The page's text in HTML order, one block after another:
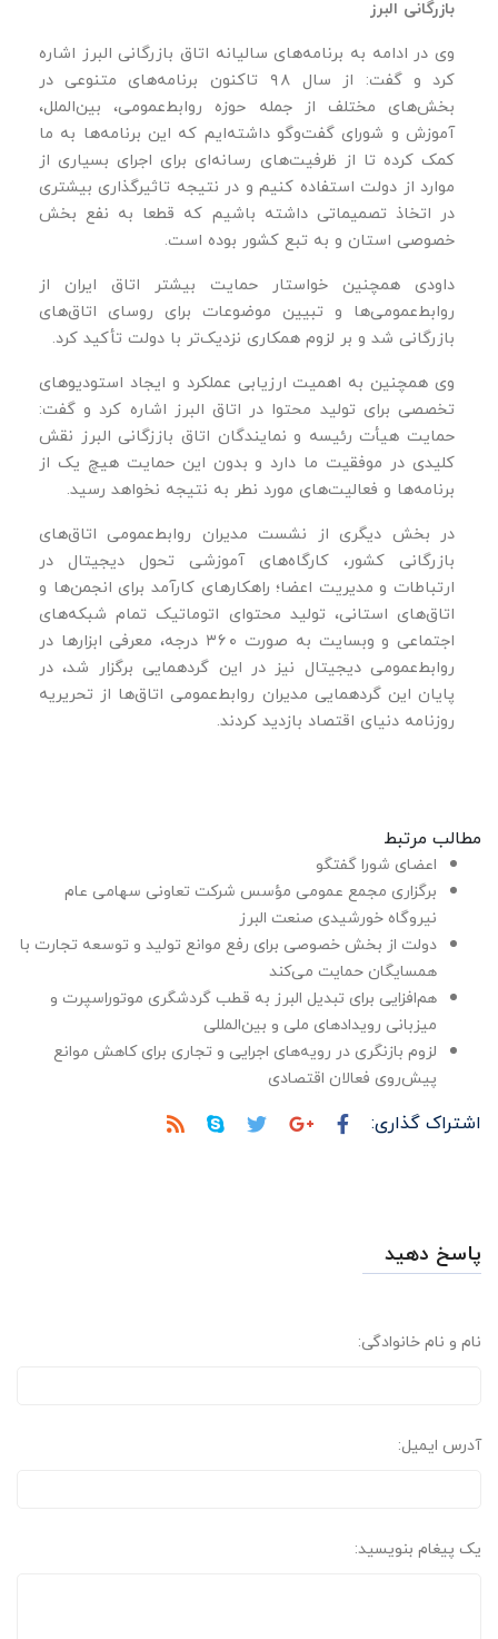
بازرگانی البرز
وی در ادامه به برنامه‌های سالیانه اتاق بازرگانی البرز اشاره
کرد و گفت: از سال ۹۸ تاکنون برنامه‌های متنوعی در
بخش‌های مختلف از جمله حوزه روابط‌عمومی، بین‌الملل،
آموزش و شورای گفت‌وگو داشته‌ایم که این برنامه‌ها به ما
کمک کرده تا از ظرفیت‌های رسانه‌ای برای اجرای بسیاری از
موارد از دولت استفاده کنیم و در نتیجه تاثیرگذاری بیشتری
در اتخاذ تصمیماتی داشته باشیم که قطعا به نفع بخش
خصوصی استان و به تبع کشور بوده است.
داودی همچنین خواستار حمایت بیشتر اتاق ایران از
روابط‌عمومی‌ها و تبیین موضوعات برای روسای اتاق‌های
بازرگانی شد و بر لزوم همکاری نزدیک‌تر با دولت تأکید کرد.
وی همچنین به اهمیت ارزیابی عملکرد و ایجاد استودیوهای
تخصصی برای تولید محتوا در اتاق البرز اشاره کرد و گفت:
حمایت هیأت رئیسه و نمایندگان اتاق باززگانی البرز نقش
کلیدی در موفقیت ما دارد و بدون این حمایت هیچ‌ یک از
برنامه‌ها و فعالیت‌های مورد نطر به نتیجه نخواهد رسید.
در بخش دیگری از نشست مدیران روابط‌عمومی اتاق‌های
بازرگانی کشور، کارگاه‌های آموزشی تحول دیجیتال در
ارتباطات و مدیریت اعضا؛ راهکارهای کارآمد برای انجمن‌ها و
اتاق‌های استانی، تولید محتوای اتوماتیک تمام شبکه‌های
اجتماعی و وبسایت به صورت ۳۶۰ درجه، معرفی ابزارها در
روابط‌عمومی دیجیتال نیز در این گردهمایی برگزار شد، در
پایان این گردهمایی مدیران روابط‌عمومی اتاق‌ها از تحریریه
روزنامه دنیای اقتصاد بازدید کردند.
مطالب مرتبط
اعضای شورا گفتگو
برگزاری مجمع عمومی مؤسس شرکت تعاونی سهامی عام
نیروگاه خورشیدی صنعت البرز
دولت از بخش خصوصی برای رفع موانع تولید و توسعه تجارت با
همسایگان حمایت می‌کند
هم‌افزایی برای تبدیل البرز به قطب گردشگری موتوراسپرت و
میزبانی رویدادهای ملی و بین‌المللی
لزوم بازنگری در رویه‌های اجرایی و تجاری برای کاهش موانع
پیش‌روی فعالان اقتصادی
اشتراک گذاری:
پاسخ دهید
نام و نام خانوادگی:
آدرس ایمیل:
یک پیغام بنویسید: